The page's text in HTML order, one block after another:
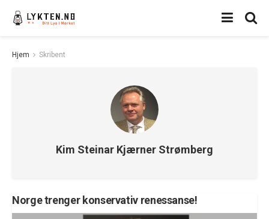
Hjem Skribent
Kim Steinar Kjærner Strømberg
Norge trenger konservativ renessanse!